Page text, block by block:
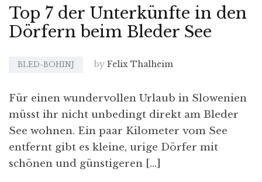
Top 7 der Unterkünfte in den
Dörfern beim Bleder See
BLED-BOHINJ by Felix Thalheim
Für einen wundervollen Urlaub in Slowenien
müsst ihr nicht unbedingt direkt am Bleder
See wohnen. Ein paar Kilometer vom See
entfernt gibt es kleine, urige Dörfer mit
schönen und günstigeren […]